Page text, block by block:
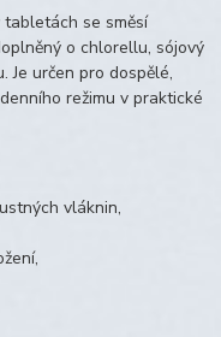
tabletách se směsí
o chlorellu, sójový
Je určen pro dospělé,
režimu v praktické
vláknin,